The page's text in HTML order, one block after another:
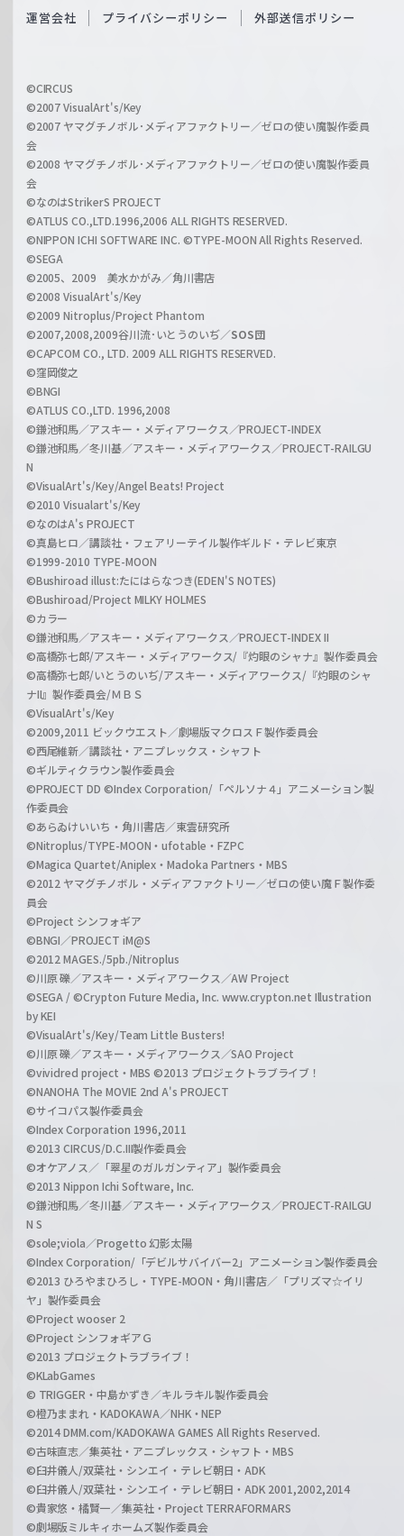
c
a
r
z
O
i
l
h
a
n
l
運営会社 プライバシーポリシー 外部送信ポリシー
©CIRCUS
©2007 VisualArt's/Key
©2007 ヤマグチノボル･メディアファクトリー／ゼロの使い魔製作委員
会
©2008 ヤマグチノボル･メディアファクトリー／ゼロの使い魔製作委員
会
©なのはStrikerS PROJECT
©ATLUS CO.,LTD.1996,2006 ALL RIGHTS RESERVED.
©NIPPON ICHI SOFTWARE INC. ©TYPE-MOON All Rights Reserved.
©SEGA
©2005、2009 美水かがみ／角川書店
©2008 VisualArt's/Key
©2009 Nitroplus/Project Phantom
©2007,2008,2009谷川流･いとうのいぢ／SOS団
©CAPCOM CO., LTD. 2009 ALL RIGHTS RESERVED.
©窪岡俊之
©BNGI
©ATLUS CO.,LTD. 1996,2008
©鎌池和馬／アスキー・メディアワークス／PROJECT-INDEX
©鎌池和馬／冬川基／アスキー・メディアワークス／PROJECT-RAILGU
N
©VisualArt's/Key/Angel Beats! Project
©2010 Visualart's/Key
©なのはA's PROJECT
©真島ヒロ／講談社・フェアリーテイル製作ギルド・テレビ東京
©1999-2010 TYPE-MOON
©Bushiroad illust:たにはらなつき(EDEN'S NOTES)
©Bushiroad/Project MILKY HOLMES
©カラー
©鎌池和馬／アスキー・メディアワークス／PROJECT-INDEX II
©高橋弥七郎/アスキー・メディアワークス/『灼眼のシャナ』製作委員会
©高橋弥七郎/いとうのいぢ/アスキー・メディアワークス/『灼眼のシャ
ナII』製作委員会/ＭＢＳ
©VisualArt's/Key
©2009,2011 ビックウエスト／劇場版マクロスＦ製作委員会
©西尾維新／講談社・アニプレックス・シャフト
©ギルティクラウン製作委員会
©PROJECT DD ©Index Corporation/「ペルソナ４」アニメーション製
作委員会
©あらゐけいいち・角川書店／東雲研究所
©Nitroplus/TYPE-MOON・ufotable・FZPC
©Magica Quartet/Aniplex・Madoka Partners・MBS
©2012 ヤマグチノボル・メディアファクトリー／ゼロの使い魔Ｆ製作委
員会
©Project シンフォギア
©BNGI／PROJECT iM@S
©2012 MAGES./5pb./Nitroplus
©川原 礫／アスキー・メディアワークス／AW Project
©SEGA / ©Crypton Future Media, Inc. www.crypton.net Illustration
by KEI
©VisualArt's/Key/Team Little Busters!
©川原 礫／アスキー・メディアワークス／SAO Project
©vividred project・MBS ©2013 プロジェクトラブライブ！
©NANOHA The MOVIE 2nd A's PROJECT
©サイコパス製作委員会
©Index Corporation 1996,2011
©2013 CIRCUS/D.C.III製作委員会
©オケアノス／「翠星のガルガンティア」製作委員会
©2013 Nippon Ichi Software, Inc.
©鎌池和馬／冬川基／アスキー・メディアワークス／PROJECT-RAILGU
N S
©sole;viola／Progetto 幻影太陽
©Index Corporation/「デビルサバイバー2」アニメーション製作委員会
©2013 ひろやまひろし・TYPE-MOON・角川書店／「プリズマ☆イリ
ヤ」製作委員会
©Project wooser 2
©Project シンフォギアＧ
©2013 プロジェクトラブライブ！
©KLabGames
© TRIGGER・中島かずき／キルラキル製作委員会
©橙乃ままれ・KADOKAWA／NHK・NEP
©2014 DMM.com/KADOKAWA GAMES All Rights Reserved.
©古味直志／集英社・アニプレックス・シャフト・MBS
©臼井儀人/双葉社・シンエイ・テレビ朝日・ADK
©臼井儀人/双葉社・シンエイ・テレビ朝日・ADK 2001,2002,2014
©貴家悠・橘賢一／集英社・Project TERRAFORMARS
©劇場版ミルキィホームズ製作委員会